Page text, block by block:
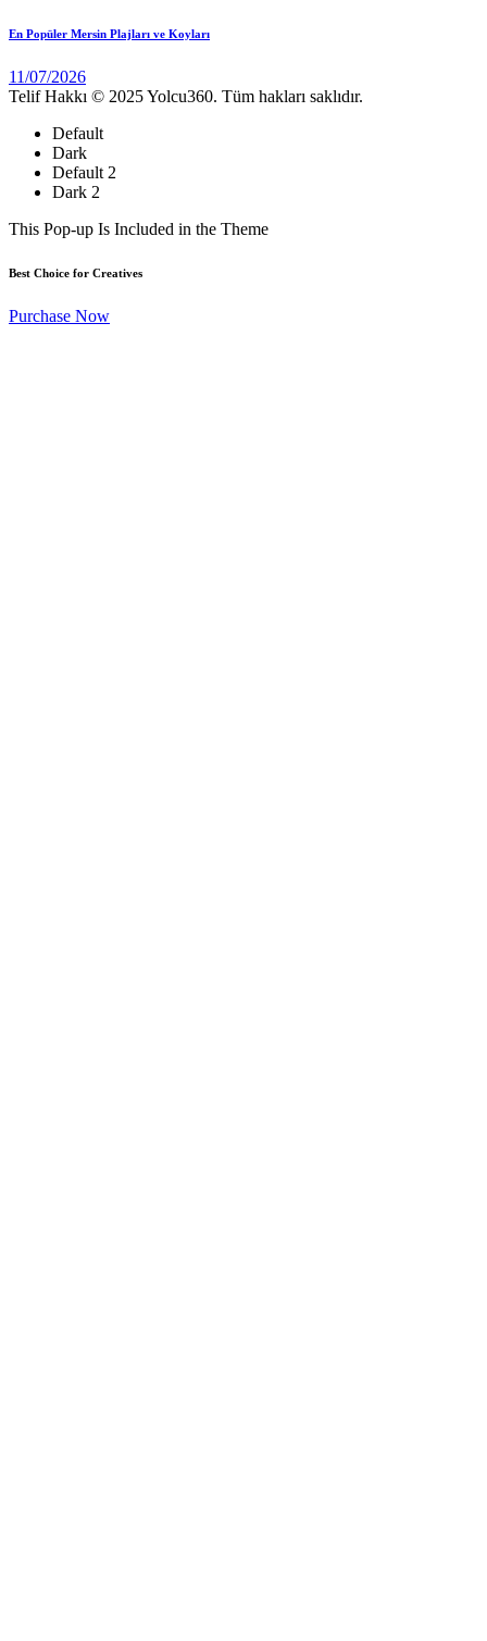
En Popüler Mersin Plajları ve Koyları
11/07/2026
Telif Hakkı © 2025 Yolcu360. Tüm hakları saklıdır.
Default
Dark
Default 2
Dark 2
This Pop-up Is Included in the Theme
Best Choice for Creatives
Purchase Now